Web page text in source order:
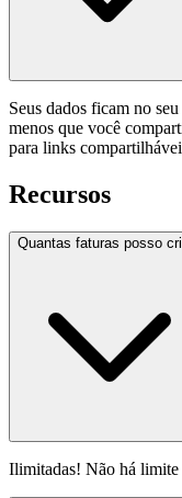
Seus dados ficam no
menos que você
para links
Recursos
Quantas faturas posso
Ilimitadas! Não há limite